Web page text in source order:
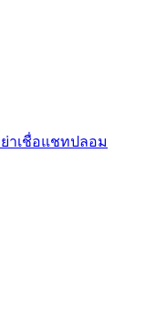
าเชื่อแชทปลอม